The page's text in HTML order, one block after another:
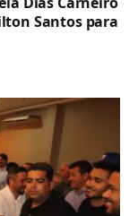
Santos para